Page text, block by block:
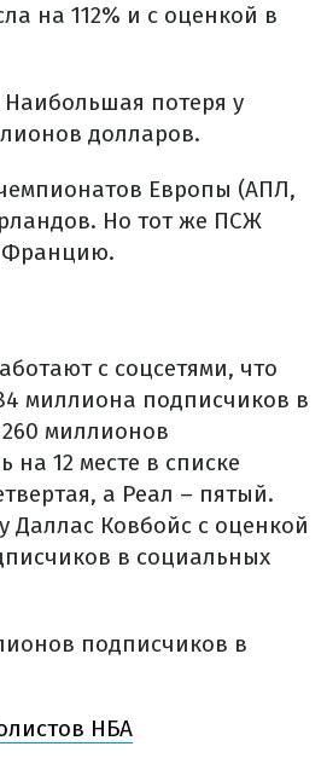
на 112% и с оценкой в
потеря у
долларов.
Европы (АПЛ,
Но тот же ПСЖ
Францию.
с соцсетями, что
миллиона подписчиков в
миллионов
12 месте в списке
а Реал – пятый.
Даллас Ковбойс с оценкой
в социальных
подписчиков в
НБА